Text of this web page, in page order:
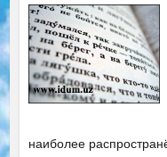
наиболее